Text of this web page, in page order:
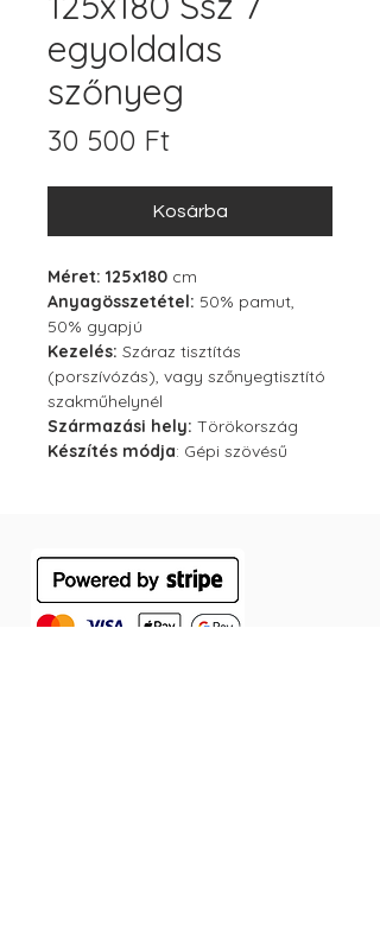
egyoldalas
szőnyeg
30 500 FtÁr
Kosárba
Méret: 125x180 cm
Anyagösszetétel: 50% pamut,
50% gyapjú
Kezelés: Száraz tisztítás
(porszívózás), vagy szőnyegtisztító
szakműhelynél
Származási hely: Törökország
Készítés módja: Gépi szövésű